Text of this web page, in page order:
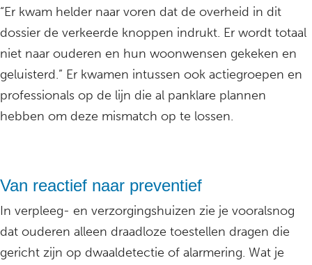
“Er kwam helder naar voren dat de overheid in dit
dossier de verkeerde knoppen indrukt. Er wordt totaal
niet naar ouderen en hun woonwensen gekeken en
geluisterd.” Er kwamen intussen ook actiegroepen en
professionals op de lijn die al panklare plannen
hebben om deze mismatch op te lossen.
Van reactief naar preventief
In verpleeg- en verzorgingshuizen zie je vooralsnog
dat ouderen alleen draadloze toestellen dragen die
gericht zijn op dwaaldetectie of alarmering. Wat je